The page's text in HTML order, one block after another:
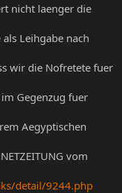
nicht laenger die
Leihgabe nach
wir die Nofretete fuer
Gegenzug fuer
Aegyptischen
vom
detail/9244.php